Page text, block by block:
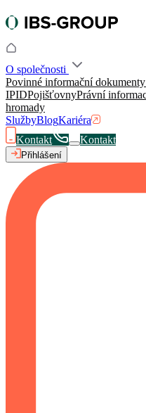
O společnosti
Povinné informační
IPIDPojišťovnyPrávní
hromady
SlužbyBlogKariéra
Kontakt
Kontakt
Přihlášení